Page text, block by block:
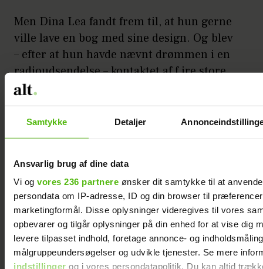
Samtykke Detaljer
Ansvarlig brug af dine data
Vi og vores 236 partnere ønsker dit samtykke til at
persondata om IP-adresse, ID og din browser til
marketingformål. Disse oplysninger videregives til vores
opbevarer og tilgår oplysninger på din enhed for at vise dig
levere tilpasset indhold, foretage annonce- og
målgruppeundersøgelser og udvikle tjenester. Se mere
indstillinger og i vores persondatapolitik. Du kan altid
Men Dina Lea fandt frem til, at hun gerne
ville lave en bog med sine design. Og blev
– efter at hun havde nævnt drømmen i en
radioudsendelse – kontaktet af f ire store
forlag. Med bogen og hendes webshop er
hækleriet i dag hendes en levevej.
Mus under sengen
– Det er lidt svært at finde det rette flow,
men jeg hækler også stadig for sjov og har
mit hækletøj med overalt, siger Dina Lea.
Og der opstår stadig nye ideer og
opskrifter, også når hun bare hækler for